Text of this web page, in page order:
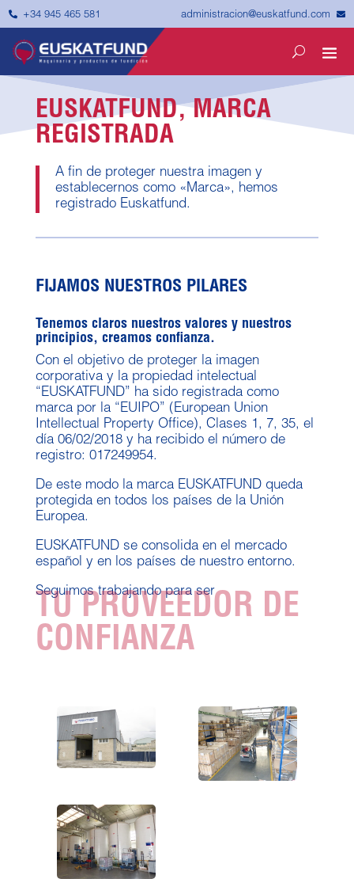
 +34 945 465 581 administracion@euskatfund.com 
EUSKATFUND, MARCA
REGISTRADA
A fin de proteger nuestra imagen y
establecernos como «Marca», hemos
registrado Euskatfund.
FIJAMOS NUESTROS PILARES
Tenemos claros nuestros valores y nuestros
principios, creamos confianza.
Con el objetivo de proteger la imagen
corporativa y la propiedad intelectual
“EUSKATFUND” ha sido registrada como
marca por la “EUIPO” (European Union
Intellectual Property Office), Clases 1, 7, 35, el
día 06/02/2018 y ha recibido el número de
registro: 017249954.
De este modo la marca EUSKATFUND queda
protegida en todos los países de la Unión
Europea.
EUSKATFUND se consolida en el mercado
español y en los países de nuestro entorno.
Seguimos trabajando para ser
TU PROVEEDOR DE
CONFIANZA